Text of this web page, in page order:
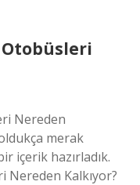
Otobüsleri
Nereden
merak
içerik hazırladık.
Nereden Kalkıyor?